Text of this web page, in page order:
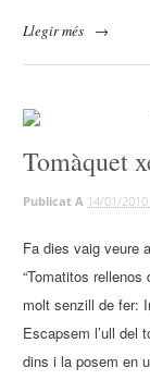
Llegir més →
Tomàquet
Publicat A 14/01/2010 |
Fa dies vaig veure
“Tomatitos
molt senzill de fer:
Escapsem l’ull del
dins i la posem en